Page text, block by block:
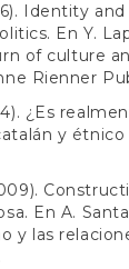
Identity
En Y.
of culture
Rienner
¿Es
y étnico
En A. Santa
y las